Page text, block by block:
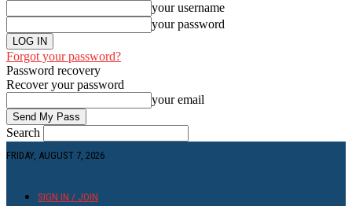
your username
your password
Forgot your password?
Password recovery
Recover your password
your email
Search
FRIDAY, AUGUST 7, 2026
SIGN IN / JOIN